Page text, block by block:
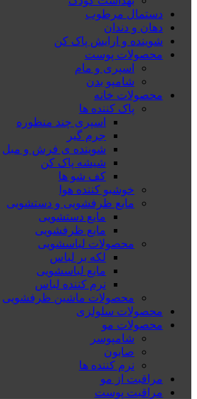
دستمال مرطوب
دهان و دندان
شوینده و ارایش پاک کن
محصولات پوست
اسپری و مام
شامپو بدن
محصولات خانه
پاک کننده ها
اسپری چند منظوره
جرم گیر
شوینده ی فرش و مبل
شیشه پاک کن
کف شو ها
خوشبو کننده هوا
مایع ظرفشویی و دستشویی
مایع دستشویی
مایع ظرفشویی
محصولات لباسشویی
لکه بر لباس
مایع لباسشویی
نرم کننده لباس
محصولات ماشین ظرفشویی
محصولات سلولزی
محصولات مو
شامپوسر
صابون
نرم کننده ها
مراقبت از مو
مراقبت پوست